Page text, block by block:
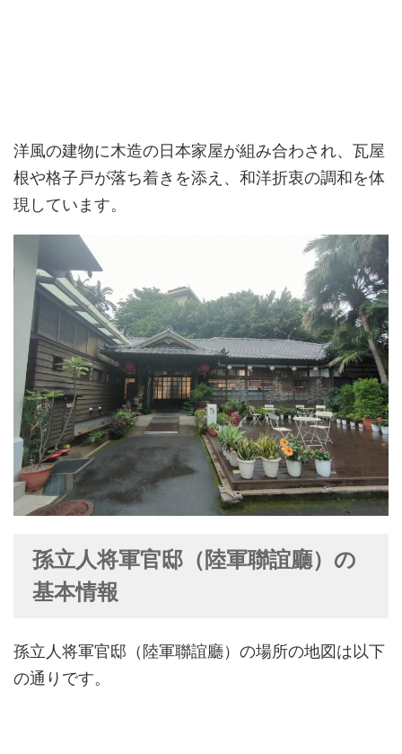
洋風の建物に木造の日本家屋が組み合わされ、瓦屋
根や格子戸が落ち着きを添え、和洋折衷の調和を体
現しています。
孫立人将軍官邸（陸軍聯誼廳）の
基本情報
孫立人将軍官邸（陸軍聯誼廳）の場所の地図は以下
の通りです。